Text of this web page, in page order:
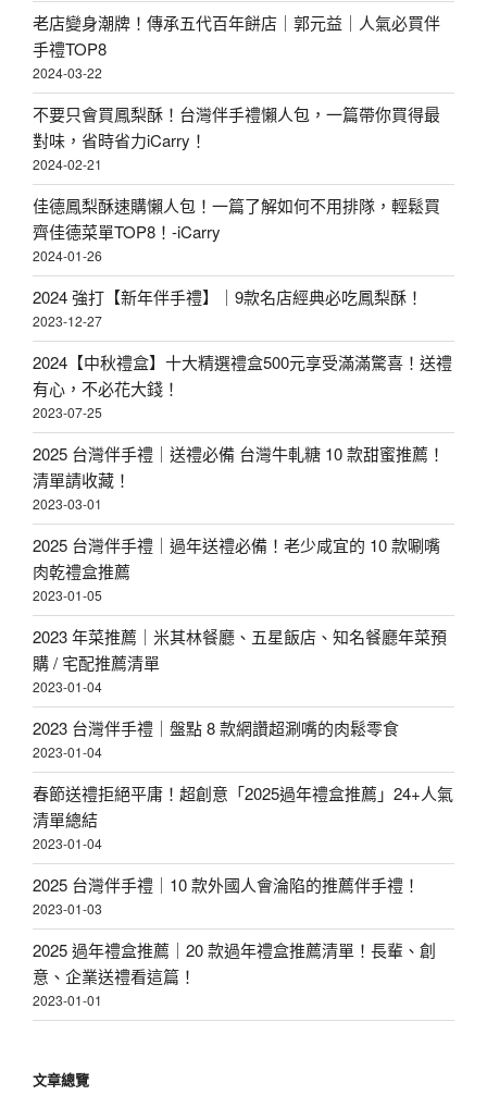
老店變身潮牌！傳承五代百年餅店｜郭元益｜人氣必買伴
手禮TOP8
2024-03-22
不要只會買鳳梨酥！台灣伴手禮懶人包，一篇帶你買得最
對味，省時省力iCarry！
2024-02-21
佳德鳳梨酥速購懶人包！一篇了解如何不用排隊，輕鬆買
齊佳德菜單TOP8！-iCarry
2024-01-26
2024 強打【新年伴手禮】｜9款名店經典必吃鳳梨酥！
2023-12-27
2024【中秋禮盒】十大精選禮盒500元享受滿滿驚喜！送禮
有心，不必花大錢！
2023-07-25
2025 台灣伴手禮｜送禮必備 台灣牛軋糖 10 款甜蜜推薦！
清單請收藏！
2023-03-01
2025 台灣伴手禮｜過年送禮必備！老少咸宜的 10 款唰嘴
肉乾禮盒推薦
2023-01-05
2023 年菜推薦｜米其林餐廳、五星飯店、知名餐廳年菜預
購 / 宅配推薦清單
2023-01-04
2023 台灣伴手禮｜盤點 8 款網讚超涮嘴的肉鬆零食
2023-01-04
春節送禮拒絕平庸！超創意「2025過年禮盒推薦」24+人氣
清單總結
2023-01-04
2025 台灣伴手禮｜10 款外國人會淪陷的推薦伴手禮！
2023-01-03
2025 過年禮盒推薦｜20 款過年禮盒推薦清單！長輩、創
意、企業送禮看這篇！
2023-01-01
文章總覽